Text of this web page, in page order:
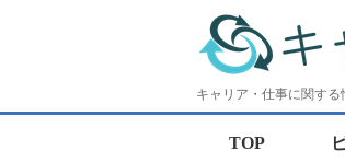
キャリア・仕事に関する
TOP